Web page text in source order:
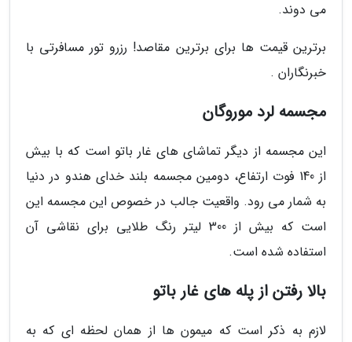
می دوند.
برترین قیمت ها برای برترین مقاصد! رزرو تور مسافرتی با
خبرنگاران .
مجسمه لرد موروگان
این مجسمه از دیگر تماشای های غار باتو است که با بیش
از 140 فوت ارتفاع، دومین مجسمه بلند خدای هندو در دنیا
به شمار می رود. واقعیت جالب در خصوص این مجسمه این
است که بیش از 300 لیتر رنگ طلایی برای نقاشی آن
استفاده شده است.
بالا رفتن از پله های غار باتو
لازم به ذکر است که میمون ها از همان لحظه ای که به